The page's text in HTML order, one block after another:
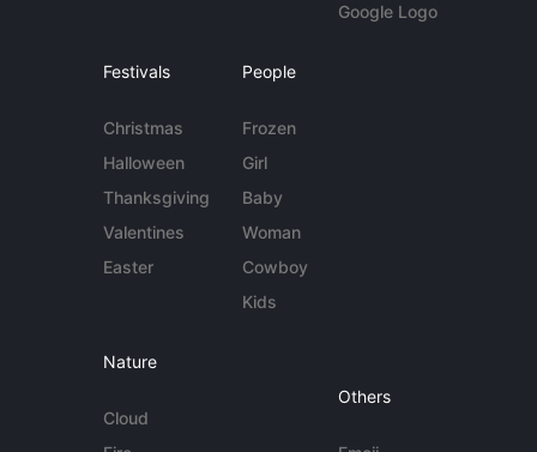
Google Logo
Festivals
Christmas
Halloween
Thanksgiving
Valentines
Easter
People
Frozen
Girl
Baby
Woman
Cowboy
Kids
Nature
Cloud
Others